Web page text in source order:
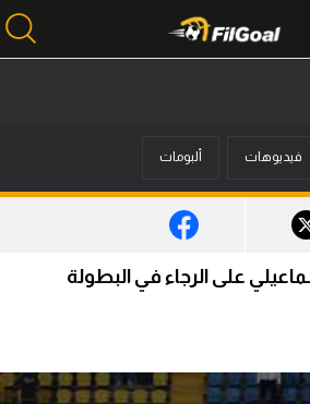
فيديوهات ألبومات
على الرجاء في البطولة